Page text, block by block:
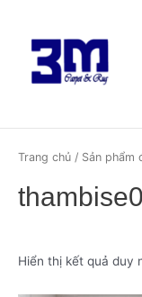
Trang chủ / Sản phẩm
Hiển thị kết quả duy